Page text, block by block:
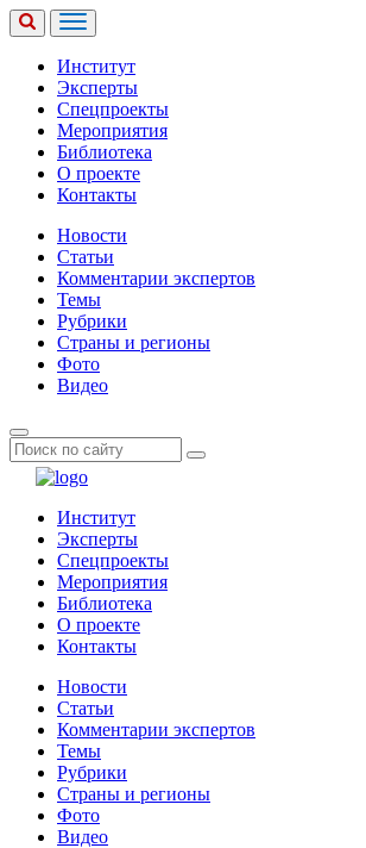
Институт
Эксперты
Спецпроекты
Мероприятия
Библиотека
О проекте
Контакты
Новости
Статьи
Комментарии экспертов
Темы
Рубрики
Страны и регионы
Фото
Видео
Институт
Эксперты
Спецпроекты
Мероприятия
Библиотека
О проекте
Контакты
Новости
Статьи
Комментарии экспертов
Темы
Рубрики
Страны и регионы
Фото
Видео